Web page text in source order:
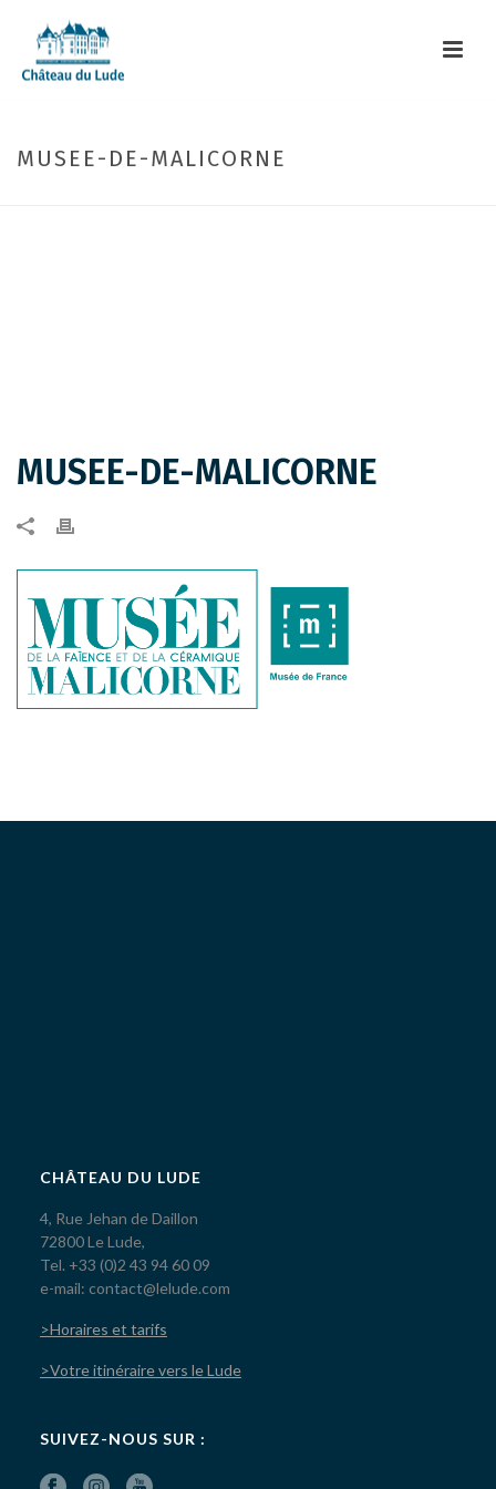
MUSEE-DE-MALICORNE
MUSEE-DE-MALICORNE
CHÂTEAU DU LUDE
4, Rue Jehan de Daillon
72800 Le Lude,
Tel. +33 (0)2 43 94 60 09
e-mail: contact@lelude.com
>Horaires et tarifs
>Votre itinéraire vers le Lude
SUIVEZ-NOUS SUR :